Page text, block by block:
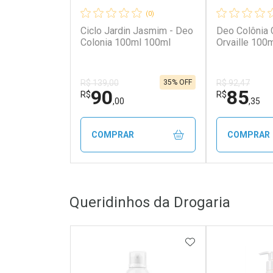
(0)
Ciclo Jardin Jasmim - Deo
Colonia 100ml 100ml
R$ 139,00
R$90,00
35% OFF
COMPRAR
Laboratório
Por Menos
Deo Colônia
Orvaille
R$ 92,47
R$85,35
COMPRAR
Por
Queridinhos da Drogaria
ADICIONAR AOS